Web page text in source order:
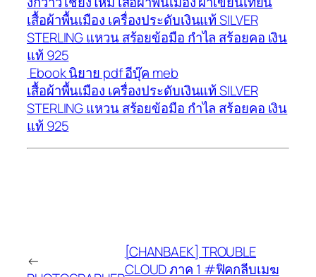
เสื้อผ้าพื้นเมือง เครื่องประดับเงินแท้ SILVER
STERLING แหวน สร้อยข้อมือ กำไล สร้อยคอ เงิน
แท้ 925
Ebook นิยาย pdf อีบุ๊ค meb
เสื้อผ้าพื้นเมือง เครื่องประดับเงินแท้ SILVER
STERLING แหวน สร้อยข้อมือ กำไล สร้อยคอ เงิน
แท้ 925
←
[CHANBAEK] TROUBLE
CLOUD ภาค 1 #ฟิคกลีบเมฆ